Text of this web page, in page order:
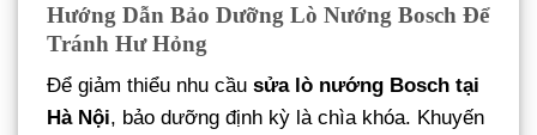
Hướng Dẫn Bảo Dưỡng Lò Nướng Bosch Để
Tránh Hư Hỏng
Để giảm thiểu nhu cầu sửa lò nướng Bosch tại
Hà Nội, bảo dưỡng định kỳ là chìa khóa. Khuyến